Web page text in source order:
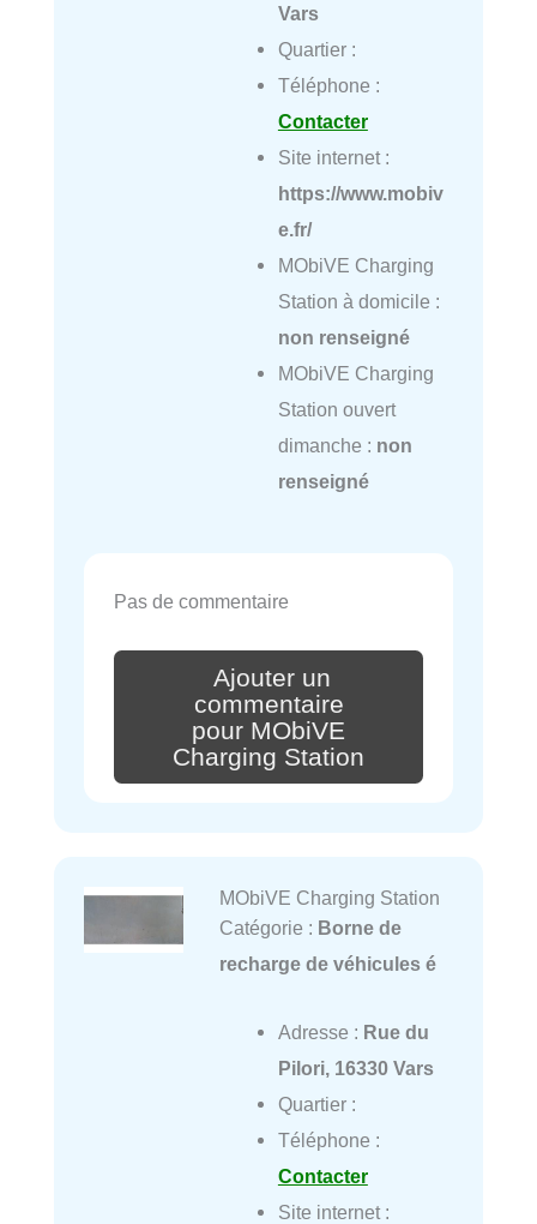
Vars
Quartier :
Téléphone :
Contacter
Site internet :
https://www.mobiv
e.fr/
MObiVE Charging
Station à domicile :
non renseigné
MObiVE Charging
Station ouvert
dimanche : non
renseigné
Pas de commentaire
Ajouter un
commentaire
pour MObiVE
Charging Station
MObiVE Charging Station
Catégorie : Borne de
recharge de véhicules é
Adresse : Rue du
Pilori, 16330 Vars
Quartier :
Téléphone :
Contacter
Site internet :